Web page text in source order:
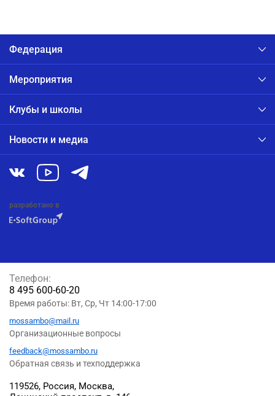
Федерация
Мероприятия
Клубы и школы
Новости и медиа
разработано в
119526, Россия, Москва,
Телефон:
8 495 600-60-20
Время работы: Вт, Ср, Чт 14:00-17:00
mossambo@mail.ru
Организационные вопросы
feedback@mossambo.ru
Обратная связь и техподдержка